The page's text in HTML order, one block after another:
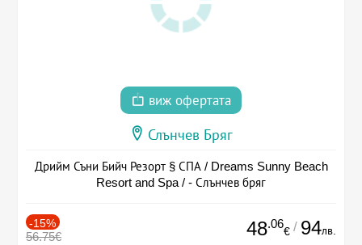
виж офертата
Слънчев Бряг
Дрийм Съни Бийч Резорт § СПА / Dreams Sunny Beach
Resort and Spa / - Слънчев бряг
-15%
56.75€ 48.06
€ / 94лв.